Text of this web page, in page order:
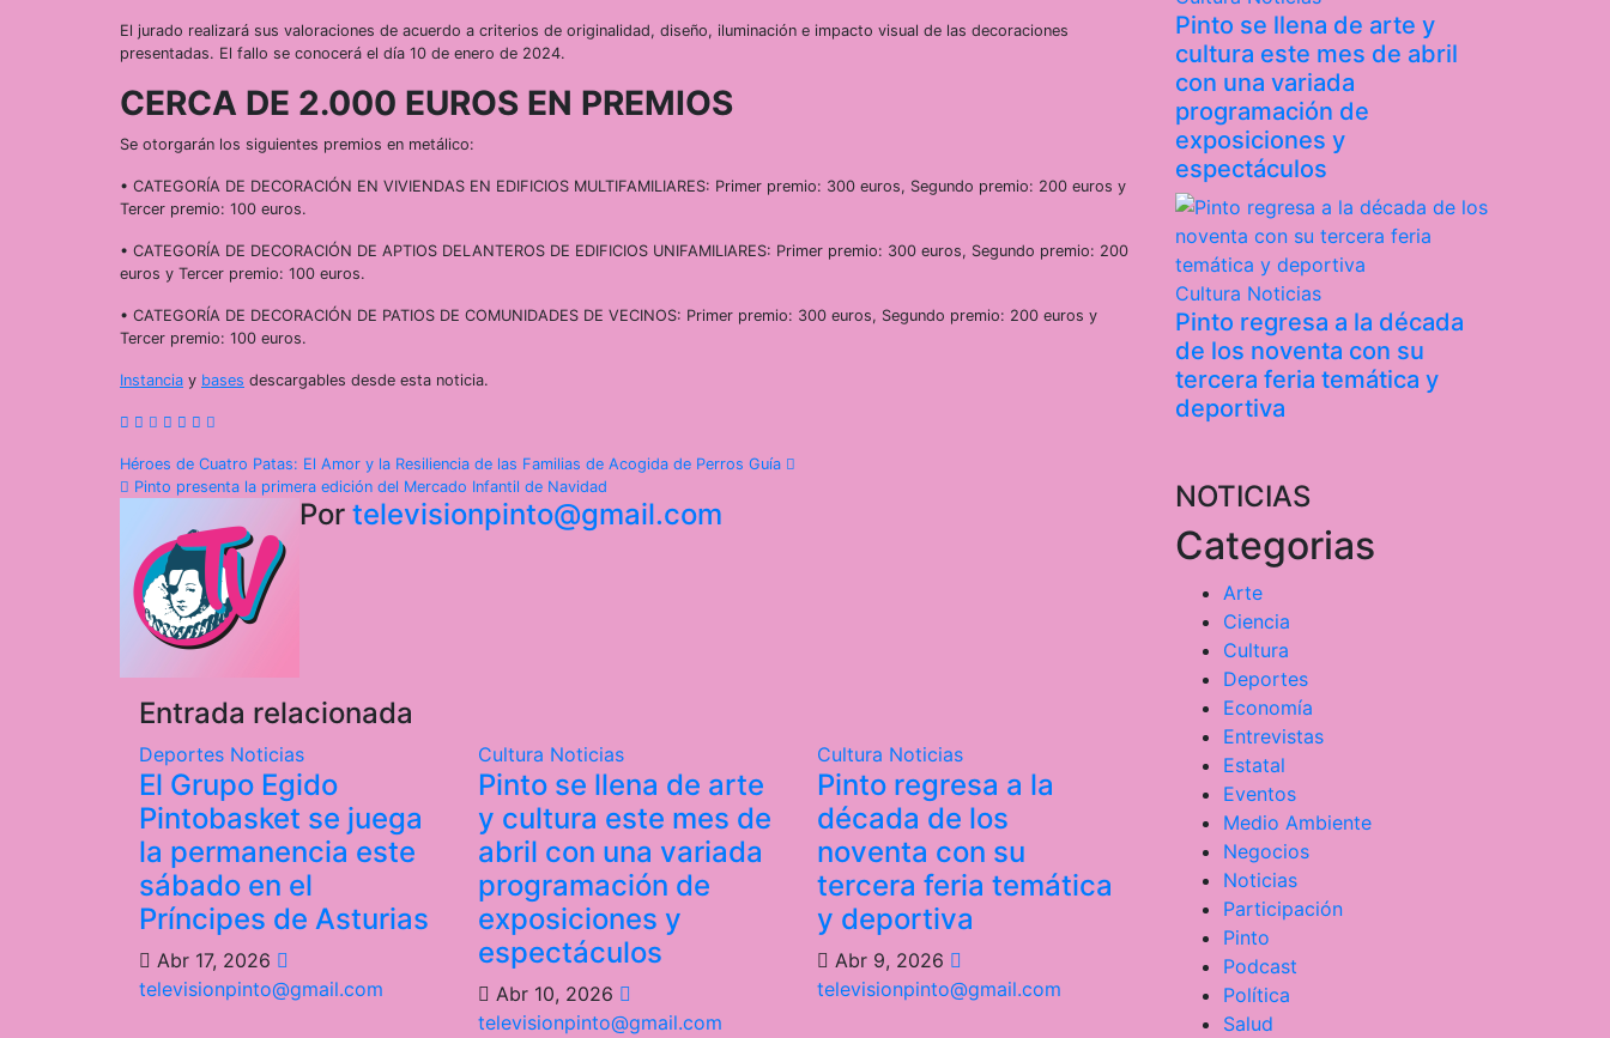
El jurado realizará sus valoraciones de acuerdo a criterios de originalidad, diseño, iluminación e impacto visual de las decoraciones
presentadas. El fallo se conocerá el día 10 de enero de 2024.
CERCA DE 2.000 EUROS EN PREMIOS
Se otorgarán los siguientes premios en metálico:
• CATEGORÍA DE DECORACIÓN EN VIVIENDAS EN EDIFICIOS MULTIFAMILIARES: Primer premio: 300 euros, Segundo premio: 200 euros y
Tercer premio: 100 euros.
• CATEGORÍA DE DECORACIÓN DE APTIOS DELANTEROS DE EDIFICIOS UNIFAMILIARES: Primer premio: 300 euros, Segundo premio: 200
euros y Tercer premio: 100 euros.
• CATEGORÍA DE DECORACIÓN DE PATIOS DE COMUNIDADES DE VECINOS: Primer premio: 300 euros, Segundo premio: 200 euros y
Tercer premio: 100 euros.
Instancia y bases descargables desde esta noticia.
Navegación
entradas
Héroes de Cuatro Patas: El Amor y la Resiliencia de las Familias de Acogida de Perros Guía
Pinto presenta la primera edición del Mercado Infantil de Navidad
Por televisionpinto@gmail.com
Entrada relacionada
Deportes Noticias
El Grupo Egido
Pintobasket se juega
la permanencia este
sábado en el
Príncipes de Asturias
Abr 17, 2026
televisionpinto@gmail.com
Cultura Noticias
Pinto se llena de arte
y cultura este mes de
abril con una variada
programación de
exposiciones y
espectáculos
Abr 10, 2026
televisionpinto@gmail.com
Cultura Noticias
Pinto regresa a la
década de los
noventa con su
tercera feria temática
y deportiva
Abr 9, 2026
televisionpinto@gmail.com
Pinto se llena de arte y
cultura este mes de abril
con una variada
programación de
exposiciones y
espectáculos
Cultura Noticias
Pinto regresa a la década
de los noventa con su
tercera feria temática y
deportiva
NOTICIAS
Categorias
Arte
Ciencia
Cultura
Deportes
Economía
Entrevistas
Estatal
Eventos
Medio Ambiente
Negocios
Noticias
Participación
Pinto
Podcast
Política
Salud